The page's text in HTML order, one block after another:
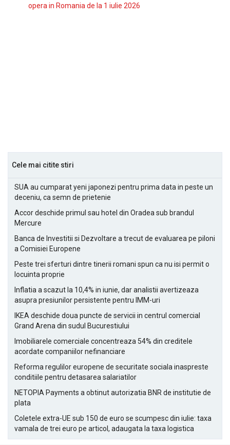
opera in Romania de la 1 iulie 2026
Cele mai citite stiri
SUA au cumparat yeni japonezi pentru prima data in peste un
deceniu, ca semn de prietenie
Accor deschide primul sau hotel din Oradea sub brandul
Mercure
Banca de Investitii si Dezvoltare a trecut de evaluarea pe piloni
a Comisiei Europene
Peste trei sferturi dintre tinerii romani spun ca nu isi permit o
locuinta proprie
Inflatia a scazut la 10,4% in iunie, dar analistii avertizeaza
asupra presiunilor persistente pentru IMM-uri
IKEA deschide doua puncte de servicii in centrul comercial
Grand Arena din sudul Bucurestiului
Imobiliarele comerciale concentreaza 54% din creditele
acordate companiilor nefinanciare
Reforma regulilor europene de securitate sociala inaspreste
conditiile pentru detasarea salariatilor
NETOPIA Payments a obtinut autorizatia BNR de institutie de
plata
Coletele extra-UE sub 150 de euro se scumpesc din iulie: taxa
vamala de trei euro pe articol, adaugata la taxa logistica